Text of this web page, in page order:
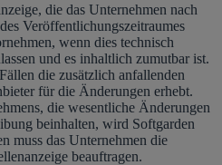
die das Unternehmen nach
Veröffentlichungszeitraumes
wenn dies technisch
und es inhaltlich zumutbar ist.
die zusätzlich anfallenden
für die Änderungen erhebt.
die wesentliche Änderungen
beinhalten, wird Softgarden
muss das Unternehmen die
beauftragen.